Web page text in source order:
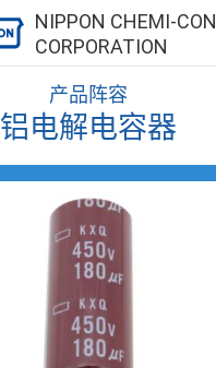
NIPPON CHEMI-CON
CORPORATION
产品阵容
铝电解电容器